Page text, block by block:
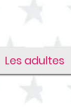
Les adultes